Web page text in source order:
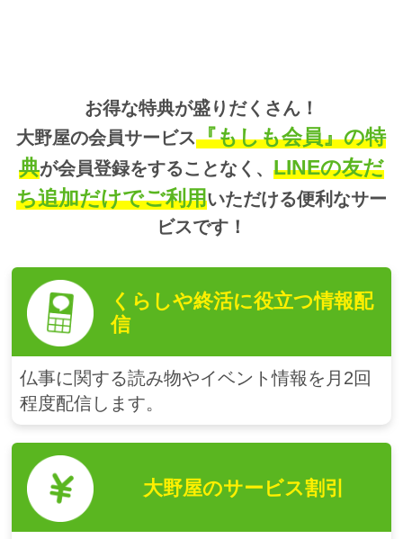
お得な特典が盛りだくさん！
大野屋の会員サービス『もしも会員』の特
典が会員登録をすることなく、 LINEの友だ
ち追加だけでご利用いただける便利なサー
ビスです！
くらしや終活に役立つ情報配
信
仏事に関する読み物やイベント情報を月2回
程度配信します。
大野屋のサービス割引